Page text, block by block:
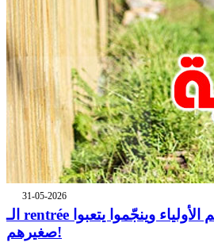
31-05-2026
الـ rentrée قرّبت.. 5 أغلاط يعملوهم الأولياء وينجّموا يتعبوا
صغيرهم!